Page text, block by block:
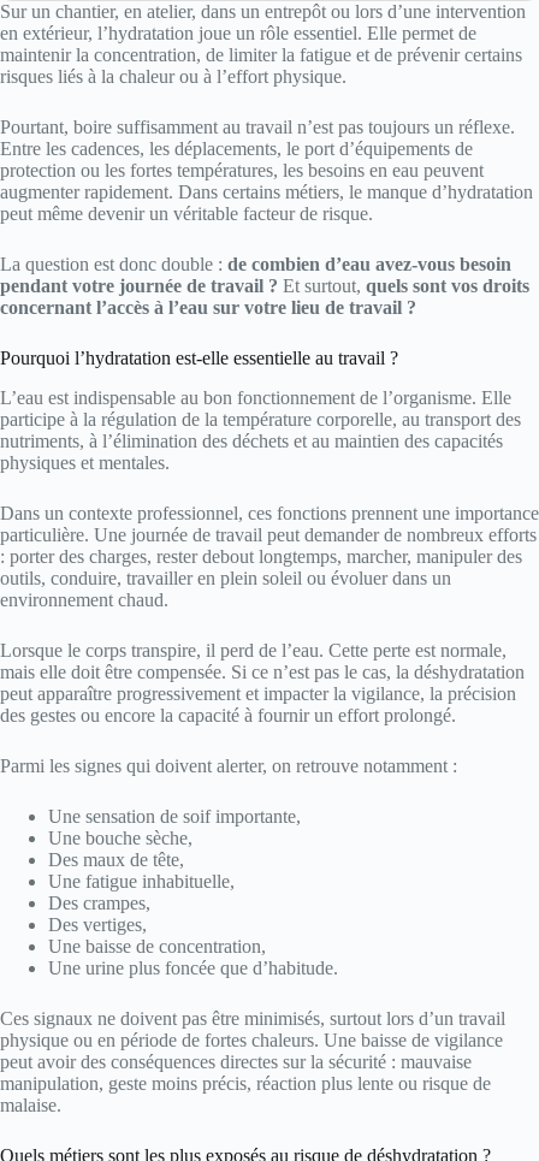
Sur un chantier, en atelier, dans un entrepôt ou lors d’une intervention
en extérieur, l’hydratation joue un rôle essentiel. Elle permet de
maintenir la concentration, de limiter la fatigue et de prévenir certains
risques liés à la chaleur ou à l’effort physique.
Pourtant, boire suffisamment au travail n’est pas toujours un réflexe.
Entre les cadences, les déplacements, le port d’équipements de
protection ou les fortes températures, les besoins en eau peuvent
augmenter rapidement. Dans certains métiers, le manque d’hydratation
peut même devenir un véritable facteur de risque.
La question est donc double : de combien d’eau avez-vous besoin
pendant votre journée de travail ? Et surtout, quels sont vos droits
concernant l’accès à l’eau sur votre lieu de travail ?
Pourquoi l’hydratation est-elle essentielle au travail ?
L’eau est indispensable au bon fonctionnement de l’organisme. Elle
participe à la régulation de la température corporelle, au transport des
nutriments, à l’élimination des déchets et au maintien des capacités
physiques et mentales.
Dans un contexte professionnel, ces fonctions prennent une importance
particulière. Une journée de travail peut demander de nombreux efforts
: porter des charges, rester debout longtemps, marcher, manipuler des
outils, conduire, travailler en plein soleil ou évoluer dans un
environnement chaud.
Lorsque le corps transpire, il perd de l’eau. Cette perte est normale,
mais elle doit être compensée. Si ce n’est pas le cas, la déshydratation
peut apparaître progressivement et impacter la vigilance, la précision
des gestes ou encore la capacité à fournir un effort prolongé.
Parmi les signes qui doivent alerter, on retrouve notamment :
Une sensation de soif importante,
Une bouche sèche,
Des maux de tête,
Une fatigue inhabituelle,
Des crampes,
Des vertiges,
Une baisse de concentration,
Une urine plus foncée que d’habitude.
Ces signaux ne doivent pas être minimisés, surtout lors d’un travail
physique ou en période de fortes chaleurs. Une baisse de vigilance
peut avoir des conséquences directes sur la sécurité : mauvaise
manipulation, geste moins précis, réaction plus lente ou risque de
malaise.
Quels métiers sont les plus exposés au risque de déshydratation ?